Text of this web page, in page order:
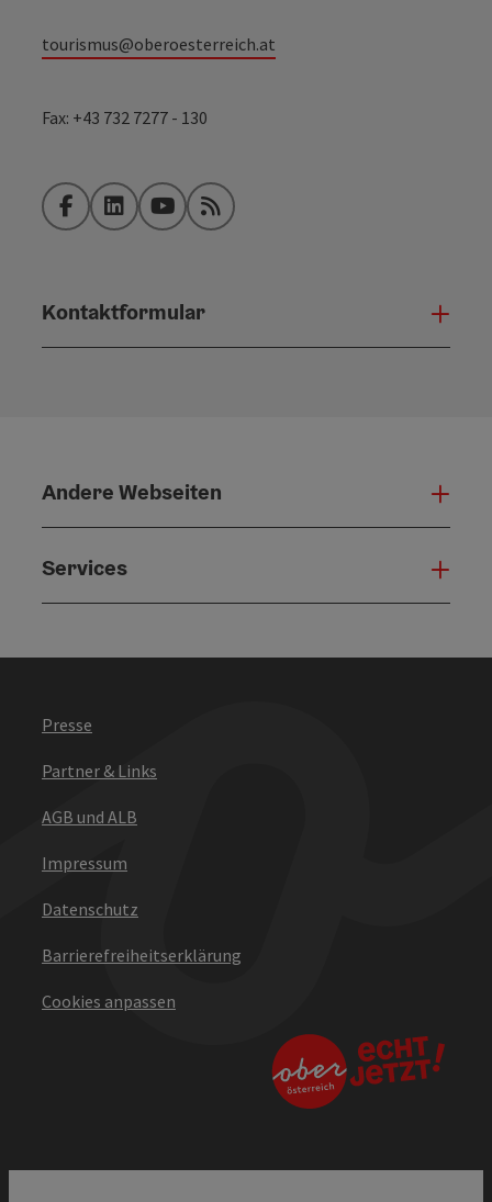
tourismus@oberoesterreich.at
Fax: +43 732 7277 - 130
FacebookLinkedInYouTubeRSS-Feed
Kontaktformular
Andere Webseiten
Services
Presse
Partner & Links
AGB und ALB
Impressum
Datenschutz
Barrierefreiheitserklärung
Cookies anpassen